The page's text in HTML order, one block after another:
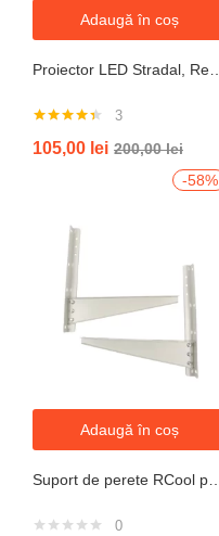
Adaugă în coș
4.33din 5
3
105,00 lei 200,00lei
-58%
Adaugă în coș
0